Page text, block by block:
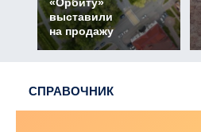
выставили
на продажу
СПРАВОЧНИК